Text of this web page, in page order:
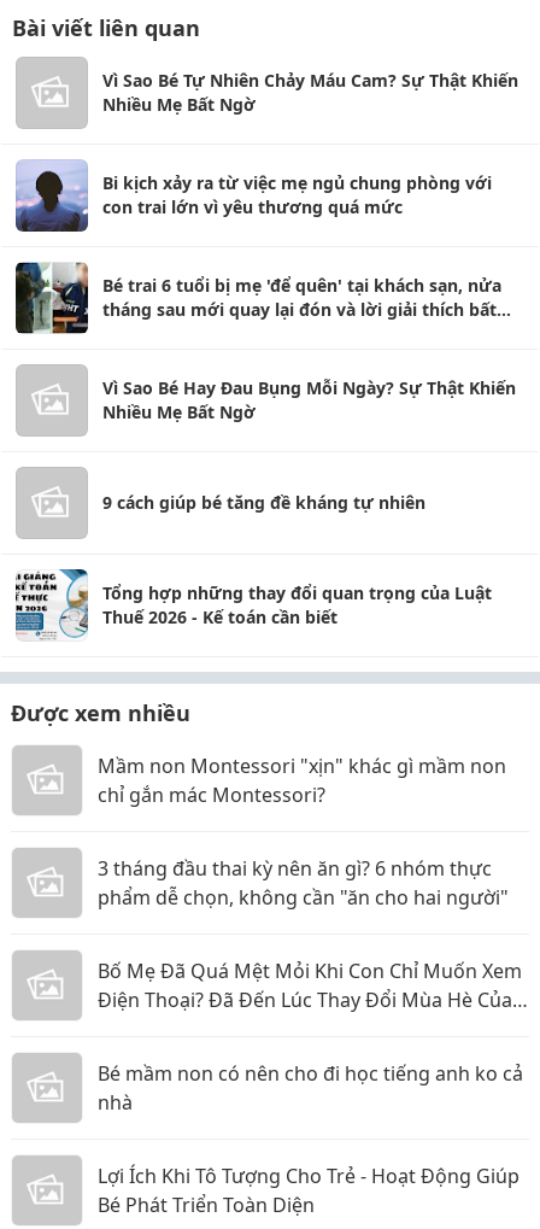
Bài viết liên quan
Vì Sao Bé Tự Nhiên Chảy Máu Cam? Sự Thật Khiến
Nhiều Mẹ Bất Ngờ
Bi kịch xảy ra từ việc mẹ ngủ chung phòng với
con trai lớn vì yêu thương quá mức
Bé trai 6 tuổi bị mẹ 'để quên' tại khách sạn, nửa
tháng sau mới quay lại đón và lời giải thích bất
Vì Sao Bé Hay Đau Bụng Mỗi Ngày? Sự Thật Khiến
Nhiều Mẹ Bất Ngờ
9 cách giúp bé tăng đề kháng tự nhiên
Tổng hợp những thay đổi quan trọng của Luật
Thuế 2026 - Kế toán cần biết
Được xem nhiều
Mầm non Montessori "xịn" khác gì mầm non
chỉ gắn mác Montessori?
3 tháng đầu thai kỳ nên ăn gì? 6 nhóm thực
phẩm dễ chọn, không cần "ăn cho hai người"
Bố Mẹ Đã Quá Mệt Mỏi Khi Con Chỉ Muốn Xem
Điện Thoại? Đã Đến Lúc Thay Đổi Mùa Hè Của
Bé mầm non có nên cho đi học tiếng anh ko cả
nhà
Lợi Ích Khi Tô Tượng Cho Trẻ - Hoạt Động Giúp
Bé Phát Triển Toàn Diện